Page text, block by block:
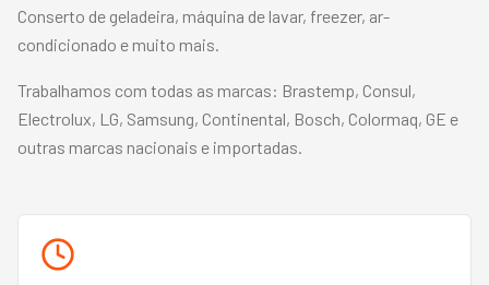
Conserto de geladeira, máquina de lavar, freezer, ar-
condicionado e muito mais.
Trabalhamos com todas as marcas: Brastemp, Consul,
Electrolux, LG, Samsung, Continental, Bosch, Colormaq, GE e
outras marcas nacionais e importadas.